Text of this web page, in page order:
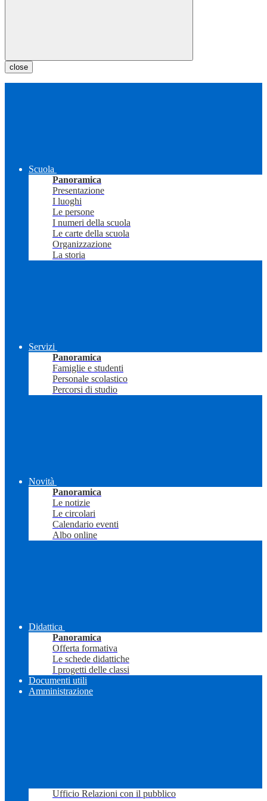
close
Scuola
Panoramica
Presentazione
I luoghi
Le persone
I numeri della scuola
Le carte della scuola
Organizzazione
La storia
Servizi
Panoramica
Famiglie e studenti
Personale scolastico
Percorsi di studio
Novità
Panoramica
Le notizie
Le circolari
Calendario eventi
Albo online
Didattica
Panoramica
Offerta formativa
Le schede didattiche
I progetti delle classi
Documenti utili
Amministrazione
Ufficio Relazioni con il pubblico